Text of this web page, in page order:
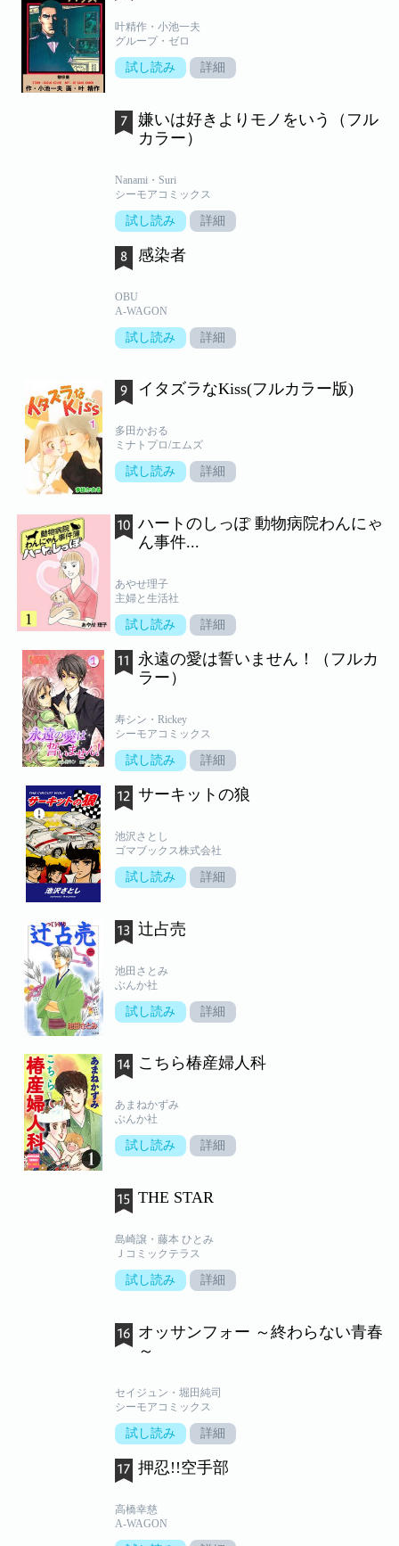
叶精作・小池一夫
グループ・ゼロ
試し読み 詳細
嫌いは好きよりモノをいう（フル
カラー）
Nanami・Suri
シーモアコミックス
試し読み 詳細
感染者
OBU
A-WAGON
試し読み 詳細
イタズラなKiss(フルカラー版)
多田かおる
ミナトプロ/エムズ
試し読み 詳細
ハートのしっぽ 動物病院わんにゃ
ん事件...
あやせ理子
主婦と生活社
試し読み 詳細
永遠の愛は誓いません！（フルカ
ラー）
寿シン・Rickey
シーモアコミックス
試し読み 詳細
サーキットの狼
池沢さとし
ゴマブックス株式会社
試し読み 詳細
辻占売
池田さとみ
ぶんか社
試し読み 詳細
こちら椿産婦人科
あまねかずみ
ぶんか社
試し読み 詳細
THE STAR
島崎譲・藤本 ひとみ
Ｊコミックテラス
試し読み 詳細
オッサンフォー ～終わらない青春
～
セイジュン・堀田純司
シーモアコミックス
試し読み 詳細
押忍!!空手部
高橋幸慈
A-WAGON